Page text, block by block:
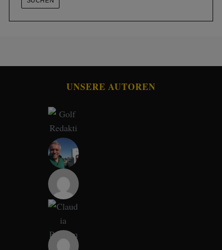
UNSERE AUTOREN